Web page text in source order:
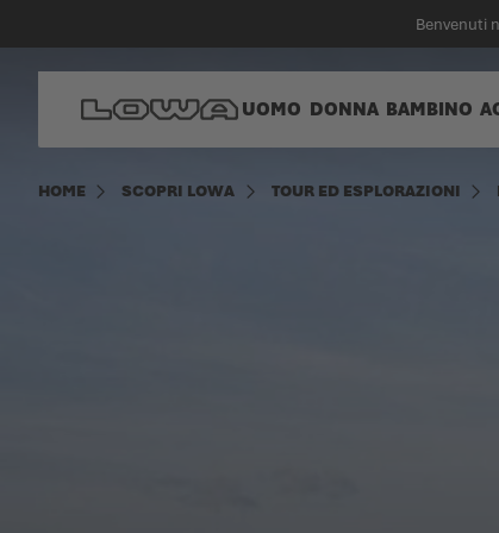
Benvenuti
UOMO DONNA BAMBINO
HOME SCOPRI LOWA TOUR ED ESPLORAZIONI